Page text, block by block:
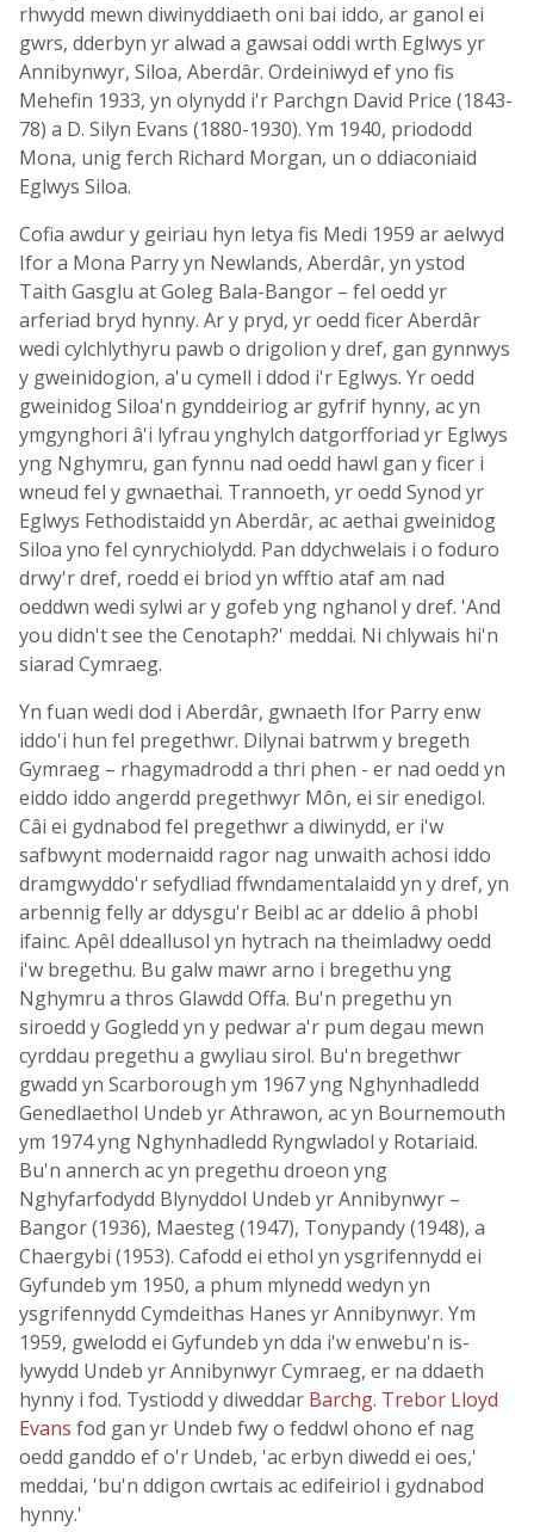
rhwydd mewn diwinyddiaeth oni bai iddo, ar ganol ei
gwrs, dderbyn yr alwad a gawsai oddi wrth Eglwys yr
Annibynwyr, Siloa, Aberdâr. Ordeiniwyd ef yno fis
Mehefin 1933, yn olynydd i'r Parchgn David Price (1843-
78) a D. Silyn Evans (1880-1930). Ym 1940, priododd
Mona, unig ferch Richard Morgan, un o ddiaconiaid
Eglwys Siloa.
Cofia awdur y geiriau hyn letya fis Medi 1959 ar aelwyd
Ifor a Mona Parry yn Newlands, Aberdâr, yn ystod
Taith Gasglu at Goleg Bala-Bangor – fel oedd yr
arferiad bryd hynny. Ar y pryd, yr oedd ficer Aberdâr
wedi cylchlythyru pawb o drigolion y dref, gan gynnwys
y gweinidogion, a'u cymell i ddod i'r Eglwys. Yr oedd
gweinidog Siloa'n gynddeiriog ar gyfrif hynny, ac yn
ymgynghori â'i lyfrau ynghylch datgorfforiad yr Eglwys
yng Nghymru, gan fynnu nad oedd hawl gan y ficer i
wneud fel y gwnaethai. Trannoeth, yr oedd Synod yr
Eglwys Fethodistaidd yn Aberdâr, ac aethai gweinidog
Siloa yno fel cynrychiolydd. Pan ddychwelais i o foduro
drwy'r dref, roedd ei briod yn wfftio ataf am nad
oeddwn wedi sylwi ar y gofeb yng nghanol y dref. 'And
you didn't see the Cenotaph?' meddai. Ni chlywais hi'n
siarad Cymraeg.
Yn fuan wedi dod i Aberdâr, gwnaeth Ifor Parry enw
iddo'i hun fel pregethwr. Dilynai batrwm y bregeth
Gymraeg – rhagymadrodd a thri phen - er nad oedd yn
eiddo iddo angerdd pregethwyr Môn, ei sir enedigol.
Câi ei gydnabod fel pregethwr a diwinydd, er i'w
safbwynt modernaidd ragor nag unwaith achosi iddo
dramgwyddo'r sefydliad ffwndamentalaidd yn y dref, yn
arbennig felly ar ddysgu'r Beibl ac ar ddelio â phobl
ifainc. Apêl ddeallusol yn hytrach na theimladwy oedd
i'w bregethu. Bu galw mawr arno i bregethu yng
Nghymru a thros Glawdd Offa. Bu'n pregethu yn
siroedd y Gogledd yn y pedwar a'r pum degau mewn
cyrddau pregethu a gwyliau sirol. Bu'n bregethwr
gwadd yn Scarborough ym 1967 yng Nghynhadledd
Genedlaethol Undeb yr Athrawon, ac yn Bournemouth
ym 1974 yng Nghynhadledd Ryngwladol y Rotariaid.
Bu'n annerch ac yn pregethu droeon yng
Nghyfarfodydd Blynyddol Undeb yr Annibynwyr –
Bangor (1936), Maesteg (1947), Tonypandy (1948), a
Chaergybi (1953). Cafodd ei ethol yn ysgrifennydd ei
Gyfundeb ym 1950, a phum mlynedd wedyn yn
ysgrifennydd Cymdeithas Hanes yr Annibynwyr. Ym
1959, gwelodd ei Gyfundeb yn dda i'w enwebu'n is-
lywydd Undeb yr Annibynwyr Cymraeg, er na ddaeth
hynny i fod. Tystiodd y diweddar Barchg. Trebor Lloyd
Evans fod gan yr Undeb fwy o feddwl ohono ef nag
oedd ganddo ef o'r Undeb, 'ac erbyn diwedd ei oes,'
meddai, 'bu'n ddigon cwrtais ac edifeiriol i gydnabod
hynny.'